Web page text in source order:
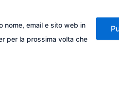
nome, email e sito web in
per la prossima volta che